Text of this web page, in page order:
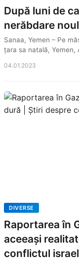
După luni de
nerăbdare
Sanaa, Yemen – Pe
țara sa natală, Yemen,
04.01.2023
DIVERSE
Raportarea în
aceeași
conflictul